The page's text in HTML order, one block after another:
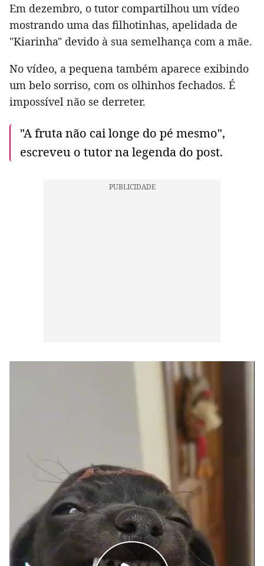
Em dezembro, o tutor compartilhou um vídeo
mostrando uma das filhotinhas, apelidada de
"Kiarinha" devido à sua semelhança com a mãe.
No vídeo, a pequena também aparece exibindo
um belo sorriso, com os olhinhos fechados. É
impossível não se derreter.
"A fruta não cai longe do pé mesmo",
escreveu o tutor na legenda do post.